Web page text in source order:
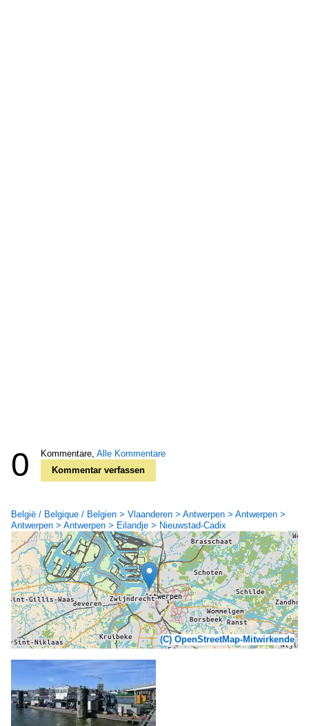
0 Kommentare, Alle Kommentare
Kommentar verfassen
België / Belgique / Belgien > Vlaanderen > Antwerpen > Antwerpen >
Antwerpen > Antwerpen > Eilandje > Nieuwstad-Cadix
(C) OpenStreetMap-Mitwirkende